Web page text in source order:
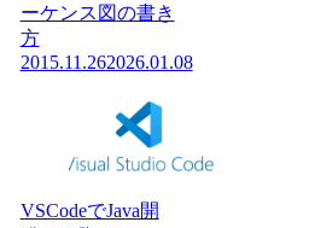
ーケンス図の書き
方
2015.11.262026.01.08
VSCodeでJava開